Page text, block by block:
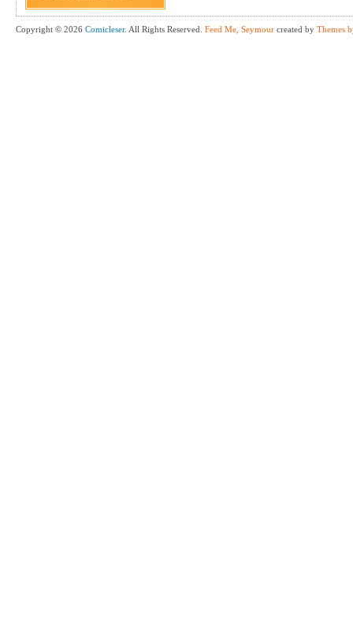
Copyright © 2026 Comicleser. All Rights Reserved. Feed Me, Seymour created by Themes